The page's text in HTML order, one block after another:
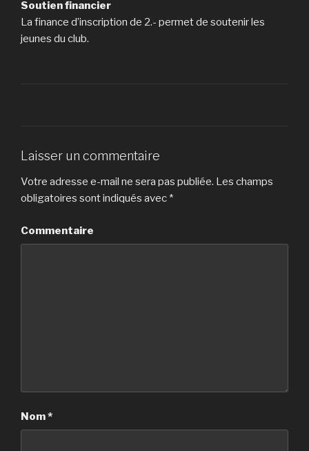
Soutien financier
La finance d’inscription de 2.- permet de soutenir les
jeunes du club.
Laisser un commentaire
Votre adresse e-mail ne sera pas publiée. Les champs
obligatoires sont indiqués avec *
Commentaire
Nom*